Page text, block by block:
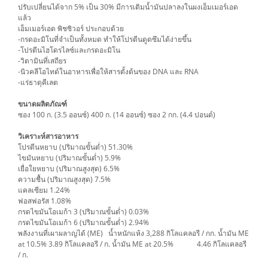
ปรับเปลี่ยนได้จาก 5% เป็น 30% มีการเติมน้ำมันปลาลงในผงเอ็มเมอร์เอด
แล้ว
เอ็มเมอร์เอด พิชซิวอร์ ประกอบด้วย
-กรดอะมิโนที่จำเป็นทั้งหมด ทำให้โปรตีนดูดซึมได้ง่ายขึ้น
-โปรตีนไฮโดรไลซ์และกรดอะมิโน
-วิตามินที่เสถียร
-นิวคลีโอไทด์ในอาหารเพื่อให้สารตั้งต้นของ DNA และ RNA
-แร่ธาตุคีเลต
ขนาดผลิตภัณฑ์
ซอง 100 ก. (3.5 ออนซ์) 400 ก. (14 ออนซ์) ซอง 2 กก. (4.4 ปอนด์)
วิเคราะห์สารอาหาร
โปรตีนหยาบ (ปริมาณขั้นต่ำ) 51.30%
ไขมันหยาบ (ปริมาณขั้นต่ำ) 5.9%
เยื่อใยหยาบ (ปริมาณสูงสุด) 6.5%
ความชื้น (ปริมาณสูงสุด) 7.5%
แคลเซียม 1.24%
ฟอสฟอรัส 1.08%
กรดไขมันโอเมก้า 3 (ปริมาณขั้นต่ำ) 0.03%
กรดไขมันโอเมก้า 6 (ปริมาณขั้นต่ำ) 2.94%
พลังงานที่เผาผลาญได้ (ME) น้ำหนักแห้ง 3,288 กิโลแคลอรี / กก. น้ำมัน ME
at 10.5% 3.89 กิโลแคลอรี / ก. น้ำมัน ME at 20.5% 4.46 กิโลแคลอรี
/ ก.